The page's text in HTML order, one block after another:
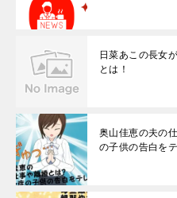
日菜あこの長女
とは！
奥山佳恵の夫の
の子供の告白を